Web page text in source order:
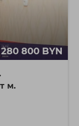
280 800 BYN
м.